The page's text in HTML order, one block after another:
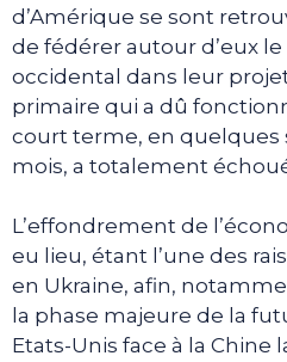
d’Amérique se sont
de fédérer autour d’eux
occidental dans leur
primaire qui a dû
court terme, en quelques
mois, a totalement
L’effondrement de
eu lieu, étant l’une des
en Ukraine, afin,
la phase majeure de la
Etats-Unis face à la Chine